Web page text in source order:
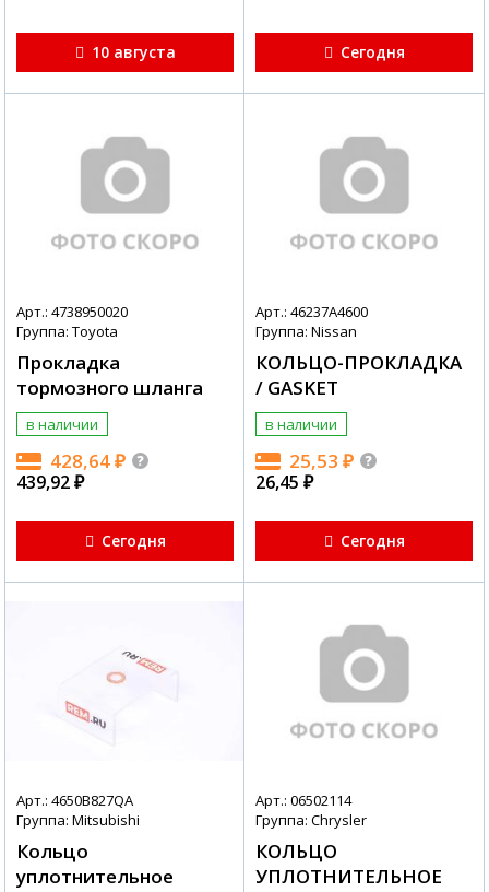
10 августа Сегодня
Арт.: 4738950020
Группа: Toyota
Прокладка
тормозного шланга
в наличии
428,64₽
439,92₽
Сегодня
Арт.: 46237A4600
Группа: Nissan
КОЛЬЦО-ПРОКЛАДКА
/ GASKET
в наличии
25,53 ₽
26,45 ₽
Сегодня
Арт.: 4650B827QA
Группа: Mitsubishi
Кольцо
уплотнительное
Арт.: 06502114
Группа: Chrysler
КОЛЬЦО
УПЛОТНИТЕЛЬНОЕ